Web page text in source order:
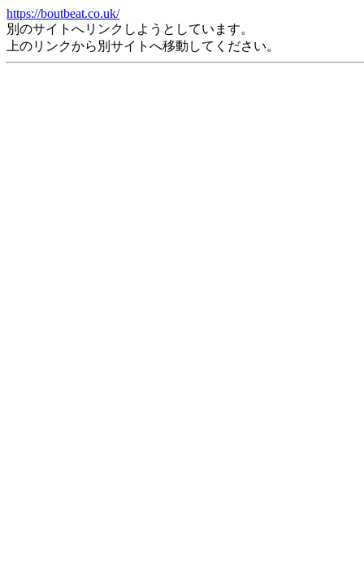
https://boutbeat.co.uk/
別のサイトへリンクしようとしています。
上のリンクから別サイトへ移動してください。